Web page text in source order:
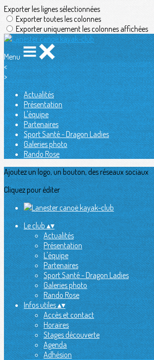
Exporter les lignes sélectionnées
Exporter toutes les colonnes
Exporter uniquement les colonnes affichées
Menu
<
>
Actualités
Présentation
L'équipe
Partenaires
Sport Santé - Dragon Ladies
Galeries photo
Rando Rose
Ajoutez un logo, un bouton, des réseaux sociaux
Cliquez pour éditer
Le club▴▾
Actualités
Présentation
L'équipe
Partenaires
Sport Santé - Dragon Ladies
Galeries photo
Rando Rose
Infos utiles▴▾
Accès et contact
Horaires
Stages découverte
Agenda
Adhésion